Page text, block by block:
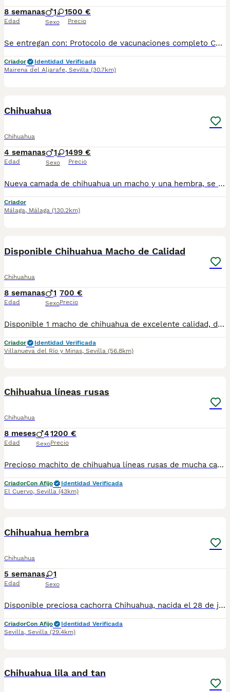
8 semanas
Edad
1 1
Sexo
500 €
Precio
Se entregan con: Protocolo de vacunaciones completo Cartilla veterinaria Pasaporte veterinario europeo Microchip RAIA Posibilidad de envío, estamos en Sevilla. Macho 500€ Hembra 600€
Criador
Identidad Verificada
Mairena del Aljarafe, Sevilla (30.7km)
Chihuahua
Chihuahua
4 semanas
Edad
1 1
Sexo
499 €
Precio
Nueva camada de chihuahua un macho y una hembra, se entregan desparacitado, vacunados y con cartilla. Para mas información por wasap al 610704512. Hembra 550 macho 499
Criador
Málaga, Málaga (130.2km)
Disponible Chihuahua Macho de Calidad
Chihuahua
8 semanas
Edad
1
Sexo
700 €
Precio
Disponible 1 macho de chihuahua de excelente calidad, de muy buena linea, está listo para su entrega, hay disponibilidad de envío, más información al privado!!
Criador
Identidad Verificada
Villanueva del Río y Minas, Sevilla (56.8km)
Chihuahua líneas rusas
Chihuahua
8 meses
Edad
4
Sexo
1200 €
Precio
Precioso machito de chihuahua líneas rusas de mucha calidad cabeza de manzana , tres machitos, se entrega con todo en regla , nos puedes llamar sin compromiso y le informamos de todo sin compromiso, se puede recoger en persona o se puede enviar a toda España
CriadorCon Afijo
Identidad Verificada
El Cuervo, Sevilla (43km)
Chihuahua hembra
Chihuahua
5 semanas
Edad
1
Sexo
Disponible preciosa cachorra Chihuahua, nacida el 28 de junio de 2026. Color: sable, un tono muy bonito y elegante que realza su expresión y belleza. Procede de una excelente línea de sangre, criada en un ambiente familiar, con mucho cariño y una correcta socialización desde sus primeros días de vida. Destaca por su bonita morfología, cabeza tipo manzana, hocico corto y un carácter dulce, cariñoso y equilibrado, ideal como compañera de vida. La cachorra se entregará a partir de los Dos meses de edad, desparasitada según su edad, con cartilla veterinaria, y las vacunas correspondientes. Se enviarán fotos y vídeos actualizados para que puedas seguir su evolución hasta el día de la entrega. Se prioriza la entrega en mano para garantizar el bienestar de la cachorra y que el nuevo propietario pueda conocerla personalmente. También existe la posibilidad de desplazarnos hasta el lugar de entrega, previo acuerdo entre ambas partes. Buscamos una familia responsable que le ofrezca el hogar, el cariño y los cuidados que merece. Para más información, fotos, vídeos o cualquier consulta, no dudes en ponerte en contacto.
CriadorCon Afijo
Identidad Verificada
Sevilla, Sevilla (29.4km)
Chihuahua lila and tan